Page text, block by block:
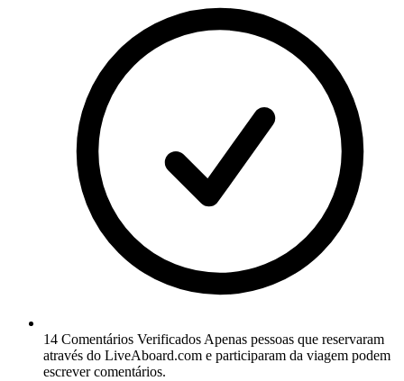
14 Comentários VerificadosApenas pessoas que reservaram
através do LiveAboard.com e participaram da viagem podem
escrever comentários.